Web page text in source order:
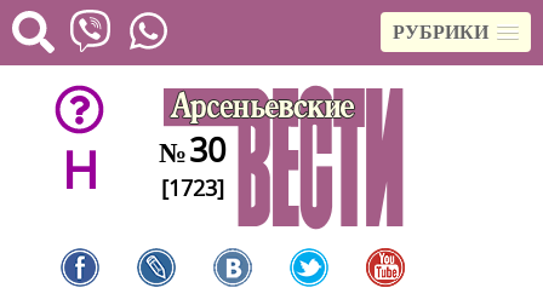
РУБРИКИ
H №30
[1723]